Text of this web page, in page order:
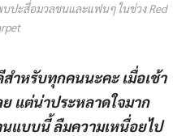
บปะสื่อมวลชนและแฟนๆ ในช่วง Red
ำหรับทุกคนนะคะ เมื่อเช้า
แต่น่าประหลาดใจมาก
แบบนี้ ลืมความเหนื่อยไป